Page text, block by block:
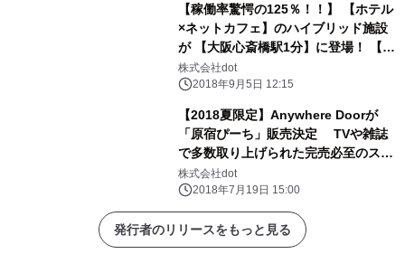
【稼働率驚愕の125％！！】 【ホテル
×ネットカフェ】のハイブリッド施設
が 【大阪心斎橋駅1分】に登場！ 【最
安コースは1時間83円(税込)】【全室
鍵付き完全個室】の 【キャビNET】
株式会社dot
2018年9月5日 12:15
【2018夏限定】Anywhere Doorが
「原宿ぴーち」販売決定 TVや雑誌
で多数取り上げられた完売必至のスイ
ーツ 「原宿りんご」から今だけの新商
品
株式会社dot
2018年7月19日 15:00
発行者のリリースをもっと見る